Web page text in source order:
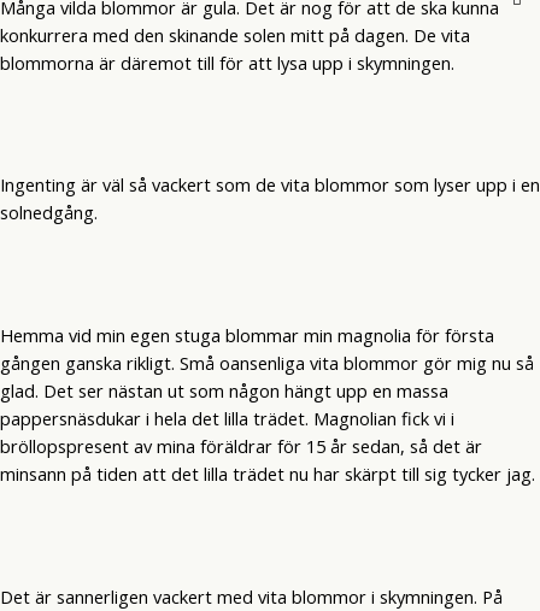
Många vilda blommor är gula. Det är nog för att de ska kunna
konkurrera med den skinande solen mitt på dagen. De vita
blommorna är däremot till för att lysa upp i skymningen.
Ingenting är väl så vackert som de vita blommor som lyser upp i en
solnedgång.
Hemma vid min egen stuga blommar min magnolia för första
gången ganska rikligt. Små oansenliga vita blommor gör mig nu så
glad. Det ser nästan ut som någon hängt upp en massa
pappersnäsdukar i hela det lilla trädet. Magnolian fick vi i
bröllopspresent av mina föräldrar för 15 år sedan, så det är
minsann på tiden att det lilla trädet nu har skärpt till sig tycker jag.
Det är sannerligen vackert med vita blommor i skymningen. På